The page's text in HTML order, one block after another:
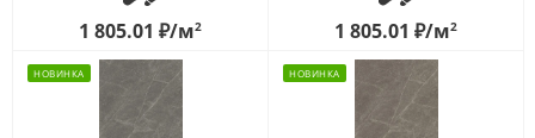
1 805.01 ₽/м2 1 805.01 ₽/м2
НОВИНКА НОВИНКА